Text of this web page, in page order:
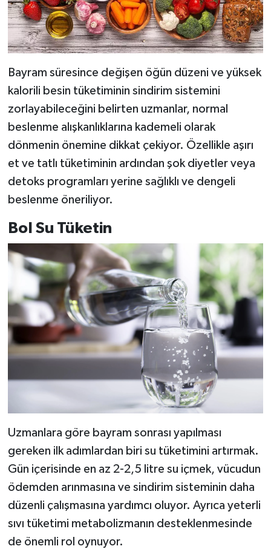
Bayram süresince değişen öğün düzeni ve yüksek
kalorili besin tüketiminin sindirim sistemini
zorlayabileceğini belirten uzmanlar, normal
beslenme alışkanlıklarına kademeli olarak
dönmenin önemine dikkat çekiyor. Özellikle aşırı
et ve tatlı tüketiminin ardından şok diyetler veya
detoks programları yerine sağlıklı ve dengeli
beslenme öneriliyor.
Bol Su Tüketin
Uzmanlara göre bayram sonrası yapılması
gereken ilk adımlardan biri su tüketimini artırmak.
Gün içerisinde en az 2-2,5 litre su içmek, vücudun
ödemden arınmasına ve sindirim sisteminin daha
düzenli çalışmasına yardımcı oluyor. Ayrıca yeterli
sıvı tüketimi metabolizmanın desteklenmesinde
de önemli rol oynuyor.